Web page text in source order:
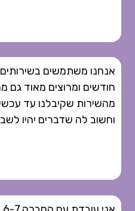
אנחנו משתמשים
חודשים ומרוצים מאוד גם
מהשירות שקיבלנו עד
וחשוב לה שדברים יהיו